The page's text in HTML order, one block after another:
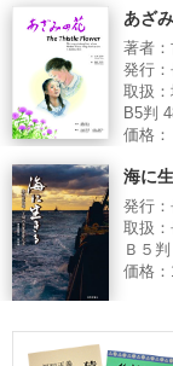
あざ
著者
発行
取扱
B5判
価格：
海に
発行
取扱
Ｂ５
価格